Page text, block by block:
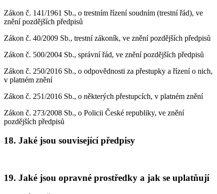
Zákon č. 141/1961 Sb., o trestním řízení soudním (trestní řád), ve
znění pozdějších předpisů
Zákon č. 40/2009 Sb., trestní zákoník, ve znění pozdějších předpisů
Zákon č. 500/2004 Sb., správní řád, ve znění pozdějších předpisů
Zákon č. 250/2016 Sb., o odpovědnosti za přestupky a řízení o nich,
v platném znění
Zákon č. 251/2016 Sb., o některých přestupcích, v platném znění
Zákon č. 273/2008 Sb., o Policii České republiky, ve znění
pozdějších předpisů
18. Jaké jsou související předpisy
19. Jaké jsou opravné prostředky a jak se uplatňují